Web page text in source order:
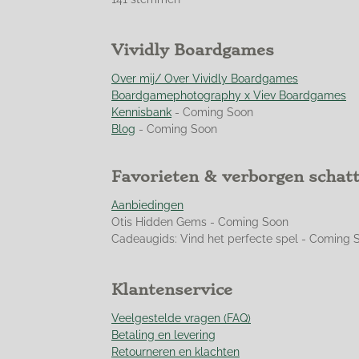
t
n
g
:
4
.
9
3
4
6
0
2
9
1
s
r
r
r
e
n
r
r
e
n
r
r
e
n
r
r
e
n
n
Vividly Boardgames
Over mij/ Over Vividly Boardgames
Boardgamephotography x Viev Boardgames
Kennisbank - Coming Soon
Blog - Coming Soon
Favorieten & verborgen
Aanbiedingen
Otis Hidden Gems - Coming Soon
Cadeaugids: Vind het perfecte spel - Coming
Klantenservice
Veelgestelde vragen (FAQ)
Betaling en levering
Retourneren en klachten